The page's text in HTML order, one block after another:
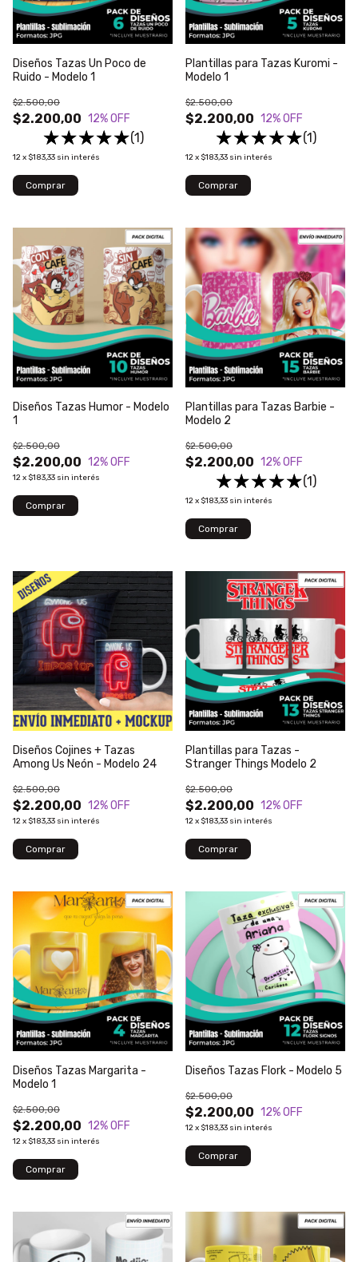
Diseños Tazas Un Poco de
Ruido - Modelo 1
$2.200,00
$2.500,00
12% OFF
(1)
12x $183,33 sin interés
Plantillas para Tazas Kuromi -
Modelo 1
$2.200,00
$2.500,00
12% OFF
(1)
12x $183,33 sin interés
Diseños Tazas Humor - Modelo
1
$2.200,00
$2.500,00
12% OFF
12x $183,33 sin interés
Plantillas para Tazas Barbie -
Modelo 2
$2.200,00
$2.500,00
12% OFF
(1)
12x $183,33 sin interés
Diseños Cojines + Tazas
Among Us Neón - Modelo 24
$2.200,00
$2.500,00
12% OFF
12x $183,33 sin interés
Plantillas para Tazas -
Stranger Things Modelo 2
$2.200,00
$2.500,00
12% OFF
12x $183,33 sin interés
Diseños Tazas Margarita -
Modelo 1
$2.200,00
$2.500,00
12% OFF
12x $183,33 sin interés
Diseños Tazas Flork - Modelo 5
$2.200,00
$2.500,00
12% OFF
12x $183,33 sin interés